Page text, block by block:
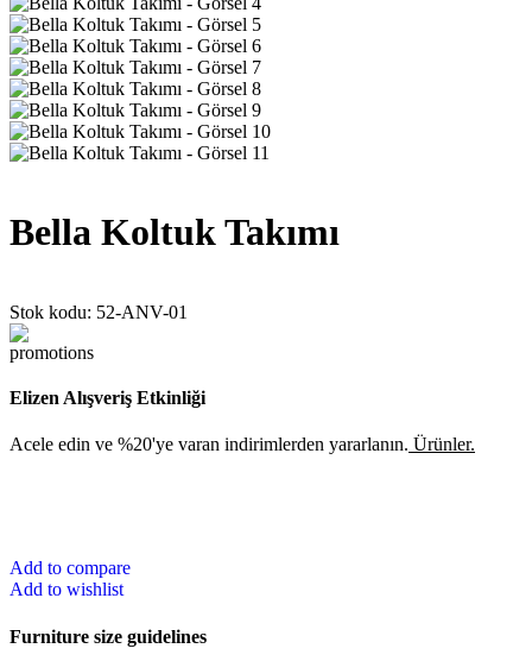
Bella Koltuk Takımı
Stok kodu: 52-ANV-01
Elizen Alışveriş Etkinliği
Acele edin ve %20'ye varan indirimlerden yararlanın. Ürünler.
Add to compare
Add to wishlist
Furniture size guidelines